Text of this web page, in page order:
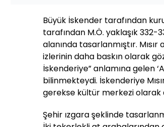
Büyük İskender tarafından
tarafından M.Ö. yaklaşık 332-
alanında tasarlanmıştır.
izlerinin daha baskın olarak
İskenderiye” anlamına gelen
bilinmekteydi. İskenderiye
gerekse kültür merkezi olarak
Şehir ızgara şeklinde